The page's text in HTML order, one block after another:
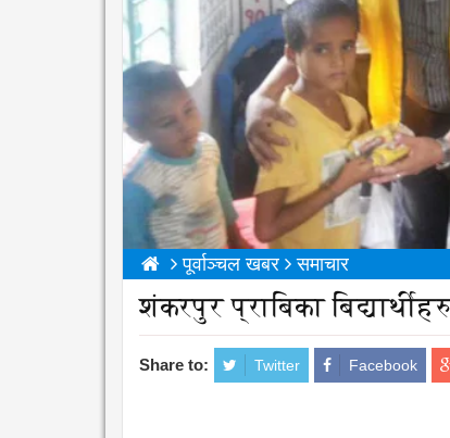
पूर्वाञ्चल खबर समाचार
शंकरपुर प्राबिका
Share to: Twitter Facebook